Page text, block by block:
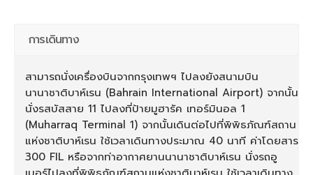
การเดินทาง
สามารถนั่งเครื่องบินจากกรุงเทพฯ ไปลงยังสนามบิน
นานาชาติบาห์เรน (Bahrain International Airport) จากนั้น
นั่งรสบัสสาย 11 ไปลงที่ป้ายมูฮารัค เทอร์มินอล 1
(Muharraq Terminal 1) จากนั้นเดินต่อไปที่พิพิธภัณฑ์สถาน
แห่งชาติบาห์เรน ใช้เวลาเดินทางประมาณ 40 นาที ค่าโดยสาร
300 FIL หรือจากท่าอากาศยานนานาชาติบาห์เรน นั่งรถอู